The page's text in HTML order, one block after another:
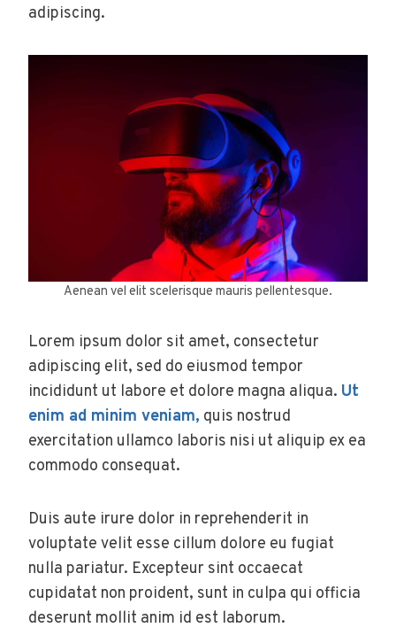
adipiscing.
Aenean vel elit scelerisque mauris pellentesque.
Lorem ipsum dolor sit amet, consectetur
adipiscing elit, sed do eiusmod tempor
incididunt ut labore et dolore magna aliqua. Ut
enim ad minim veniam, quis nostrud
exercitation ullamco laboris nisi ut aliquip ex ea
commodo consequat.
Duis aute irure dolor in reprehenderit in
voluptate velit esse cillum dolore eu fugiat
nulla pariatur. Excepteur sint occaecat
cupidatat non proident, sunt in culpa qui officia
deserunt mollit anim id est laborum.